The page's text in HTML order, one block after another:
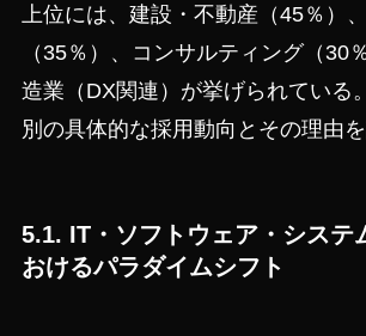
上位には、建設・不動産（45％）
（35％）、コンサルティング（30
造業（DX関連）が挙げられている
別の具体的な採用動向とその理由を
5.1. IT・ソフトウェア・システ
おけるパラダイムシフト